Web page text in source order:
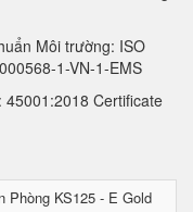
Môi trường: ISO
1-VN-1-EMS
Certificate
Phòng KS125 - E Gold